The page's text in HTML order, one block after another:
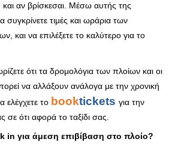
και αν βρίσκεσαι. Μέσω αυτής της
συγκρίνετε τιμές και ωράρια των
και να επιλέξετε το καλύτερο για το
ότι τα δρομολόγια των πλοίων και οι
να αλλάξουν ανάλογα με την χρονική
ελέγχετε το booktickets για την
ότι αφορά το ταξίδι σας.
για άμεση επιβίβαση στο πλοίο?